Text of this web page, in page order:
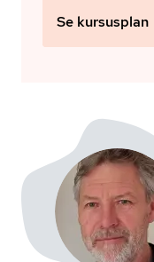
Se kursusplan